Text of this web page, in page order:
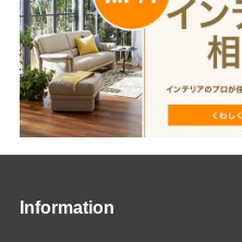
Information